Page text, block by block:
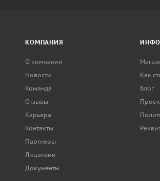
КОМПАНИЯ
О компании
Новости
Команда
Отзывы
Карьера
Контакты
Партнеры
Лицензии
Документы
Как
Блог